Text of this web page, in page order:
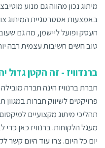
מיתוג נכון מהווה גם מנוע
באמצעות אסטרטגיית המיתוג
העסק ופועל ליישמן, מה גם
טוב חשים חשיבות עצמית רבה
ברנדוויז - זה הקטן גדול
חברת ברנוויז הינה חברה מובילה
פרויקטים לשיווק חברות
תהליכי מיתוג מקצועיים
מעגל הלקוחות. ברנוויז כאן
יום כל היום. צרו עוד היום קשר